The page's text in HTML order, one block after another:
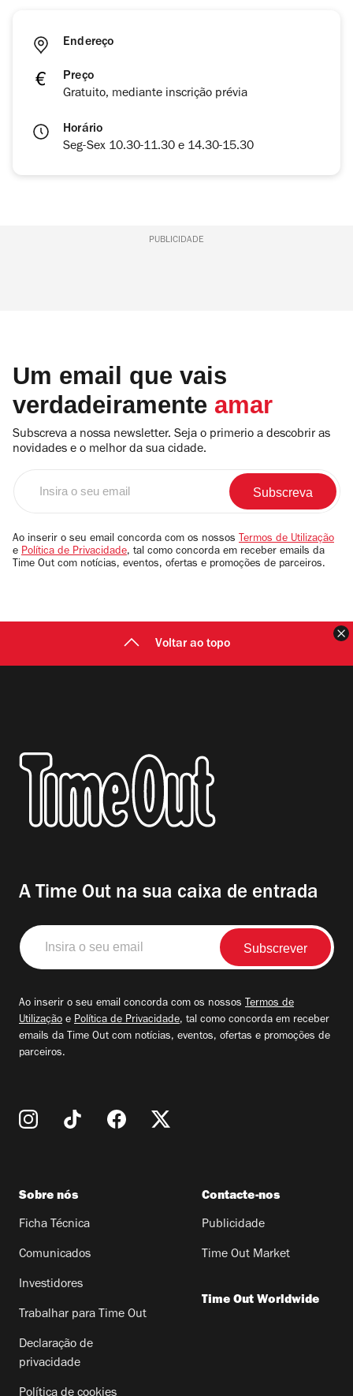
Endereço
Preço
Gratuito, mediante inscrição prévia
Horário
Seg-Sex 10.30-11.30 e 14.30-15.30
PUBLICIDADE
Um email que vais
verdadeiramente amar
Subscreva a nossa newsletter. Seja o primerio a descobrir as
novidades e o melhor da sua cidade.
email
Ao inserir o seu email concorda com os nossos Termos de Utilização
e Política de Privacidade, tal como concorda em receber emails da
Time Out com notícias, eventos, ofertas e promoções de parceiros.
Voltar ao topo
A Time Out na sua caixa de entrada
Insira
o
seu
Ao inserir o seu email concorda com os nossos Termos de
Utilização e Política de Privacidade, tal como concorda em receber
emails da Time Out com notícias, eventos, ofertas e promoções de
parceiros.
Sobre nós
Ficha Técnica
Comunicados
Investidores
Trabalhar para Time Out
Declaração de
privacidade
Contacte-nos
Publicidade
Time Out Market
Time Out Worldwide